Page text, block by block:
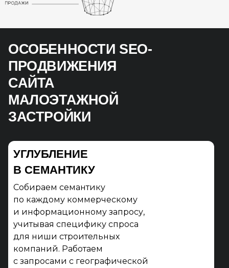
ОСОБЕННОСТИ SEO-
ПРОДВИЖЕНИЯ
САЙТА
МАЛОЭТАЖНОЙ
ЗАСТРОЙКИ
УГЛУБЛЕНИЕ
В СЕМАНТИКУ
Собираем семантику
по каждому коммерческому
и информационному запросу,
учитывая специфику спроса
для ниши строительных
компаний. Работаем
с запросами с географической